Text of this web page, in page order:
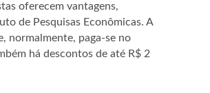
oferecem vantagens,
de Pesquisas Econômicas. A
normalmente, paga-se no
há descontos de até R$ 2